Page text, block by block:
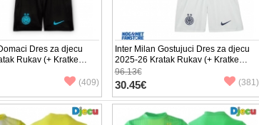
Dres za djecu
Rukav (+ Kratke
(409)
Inter Milan Gostujuci Dres za djecu
2025-26 Kratak Rukav (+ Kratke
hlače)
96.13€
30.45€ (381)